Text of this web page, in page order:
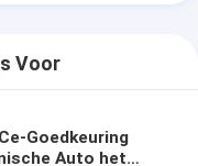
Voor
Goedkeuring
Auto het